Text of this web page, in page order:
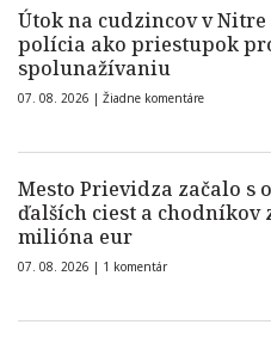
Útok na cudzincov v
polícia ako priestupok
spolunažívaniu
07. 08. 2026 | Žiadne komentáre
Mesto Prievidza začalo s
ďalších ciest a chodníkov
milióna eur
07. 08. 2026 | 1 komentár